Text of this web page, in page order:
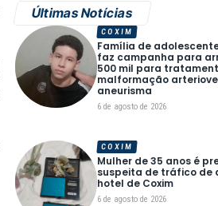
Últimas Notícias
Família de
faz campanha para
500 mil para
malformação
aneurisma
6 de agosto de 2026
COXIM
Mulher de 35 anos é
suspeita de tráfico de
hotel de Coxim
6 de agosto de 2026
COXIM